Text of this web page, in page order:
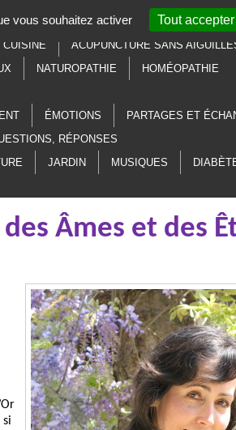
AU SECOURS, À L'AIDE, MERCI
CUISINE ACUPUNCTURE SANS
NATUROPATHIE
HOMÉOPATHIE
ÉMOTIONS
PARTAGES ET
RÉPONSES
JARDIN MUSIQUES
Âmes et des
si
vous souhaitez activer Tout accepter